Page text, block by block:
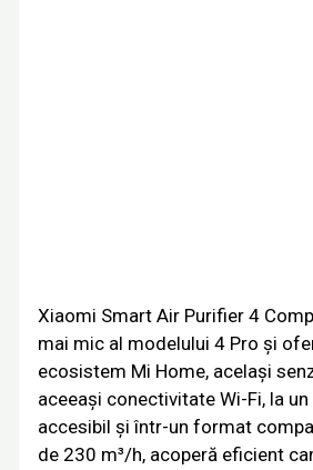
Xiaomi Smart Air Purifier 4
mai mic al modelului 4 Pro și
ecosistem Mi Home, același
aceeași conectivitate Wi-Fi, la
accesibil și într-un format
de 230 m³/h, acoperă eficient